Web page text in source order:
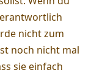
nicht zum
noch nicht mal
sie einfach